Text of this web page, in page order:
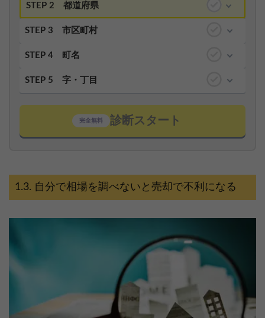
STEP 2 都道府県
STEP 3 市区町村
STEP 4 町名
STEP 5 字・丁目
完全無料 診断スタート
自分で相場を調べないと売却で不利になる